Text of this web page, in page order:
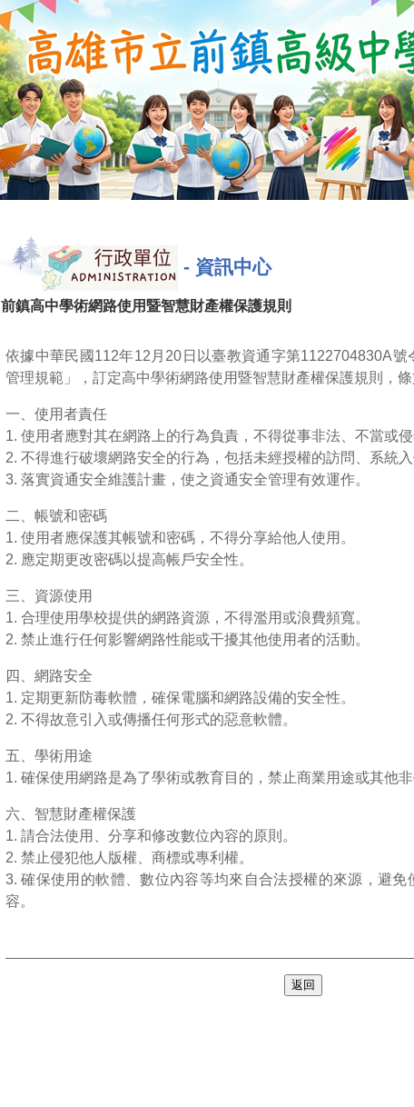
- 資訊中心
前鎮高中學術網路使用暨智慧財產權保護規則
依據中華民國112年12月20日以臺教資通字第1122704830A號
管理規範」，訂定高中學術網路使用暨智慧財產權保護規則，條
一、使用者責任
1. 使用者應對其在網路上的行為負責，不得從事非法、不當或侵
2. 不得進行破壞網路安全的行為，包括未經授權的訪問、系統入
3. 落實資通安全維護計畫，使之資通安全管理有效運作。
二、帳號和密碼
1. 使用者應保護其帳號和密碼，不得分享給他人使用。
2. 應定期更改密碼以提高帳戶安全性。
三、資源使用
1. 合理使用學校提供的網路資源，不得濫用或浪費頻寬。
2. 禁止進行任何影響網路性能或干擾其他使用者的活動。
四、網路安全
1. 定期更新防毒軟體，確保電腦和網路設備的安全性。
2. 不得故意引入或傳播任何形式的惡意軟體。
五、學術用途
1. 確保使用網路是為了學術或教育目的，禁止商業用途或其他非
六、智慧財產權保護
1. 請合法使用、分享和修改數位內容的原則。
2. 禁止侵犯他人版權、商標或專利權。
3. 確保使用的軟體、數位內容等均來自合法授權的來源，避免
容。
返回